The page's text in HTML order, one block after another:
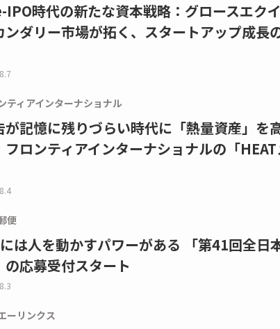
IPO時代の新たな資本戦略：グロースエク
ンダリー市場が拓く、スタートアップ成長
ティアインターナショナル
が記憶に残りづらい時代に「熱量資産」を
ロンティアインターナショナルの「HEAT
便
は人を動かすパワーがある 「第41回全日
の応募受付スタート
ーリンクス